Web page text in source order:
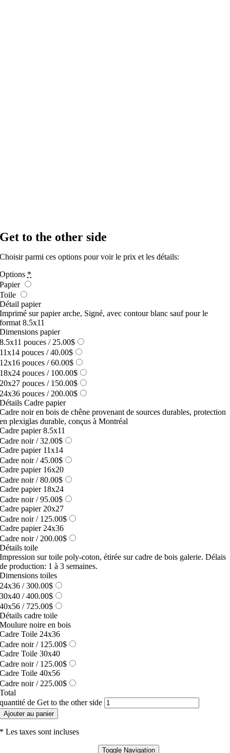
Get to the other side
Choisir parmi ces options pour voir le prix et les détails:
Options *
Papier
Toile
Détail papier
Imprimé sur papier arche, Signé, avec contour blanc sauf pour le
format 8.5x11
Dimensions papier
8.5x11 pouces/ 25.00$
11x14 pouces/ 40.00$
12x16 pouces/ 60.00$
18x24 pouces/ 100.00$
20x27 pouces/ 150.00$
24x36 pouces/ 200.00$
Détails Cadre papier
Cadre noir en bois de chêne provenant de sources durables, protection
en plexiglas durable, conçus à Montréal
Cadre papier 8.5x11
Cadre noir/ 32.00$
Cadre papier 11x14
Cadre noir/ 45.00$
Cadre papier 16x20
Cadre noir/ 80.00$
Cadre papier 18x24
Cadre noir/ 95.00$
Cadre papier 20x27
Cadre noir/ 125.00$
Cadre papier 24x36
Cadre noir/ 200.00$
Détails toile
Impression sur toile poly-coton, étirée sur cadre de bois galerie. Délais
de production: 1 à 3 semaines.
Dimensions toiles
24x36/ 300.00$
30x40/ 400.00$
40x56/ 725.00$
Détails cadre toile
Moulure noire en bois
Cadre Toile 24x36
Cadre noir/ 125.00$
Cadre Toile 30x40
Cadre noir/ 125.00$
Cadre Toile 40x56
Cadre noir/ 225.00$
Total
quantité de Get to the other side
Ajouter au panier
* Les taxes sont incluses
Toggle Navigation